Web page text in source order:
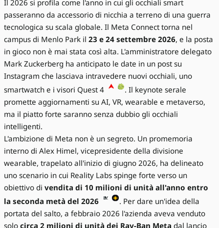
Il 2026 si profila come l'anno in cui gli occhiali smart
passeranno da accessorio di nicchia a terreno di una guerra
tecnologica su scala globale. Il Meta Connect torna nel
campus di Menlo Park il 23 e 24 settembre 2026, e la posta
in gioco non è mai stata così alta. L'amministratore delegato
Mark Zuckerberg ha anticipato le date in un post su
Instagram che lasciava intravedere nuovi occhiali, uno
smartwatch e i visori Quest 4
. Il keynote serale
promette aggiornamenti su AI, VR, wearable e metaverso,
ma il piatto forte saranno senza dubbio gli occhiali
intelligenti.
L'ambizione di Meta non è un segreto. Un promemoria
interno di Alex Himel, vicepresidente della divisione
wearable, trapelato all'inizio di giugno 2026, ha delineato
uno scenario in cui Reality Labs spinge forte verso un
obiettivo di vendita di 10 milioni di unità all'anno entro
la seconda metà del 2026
. Per dare un'idea della
portata del salto, a febbraio 2026 l'azienda aveva venduto
solo circa 2 milioni di unità dei Ray-Ban Meta dal lancio